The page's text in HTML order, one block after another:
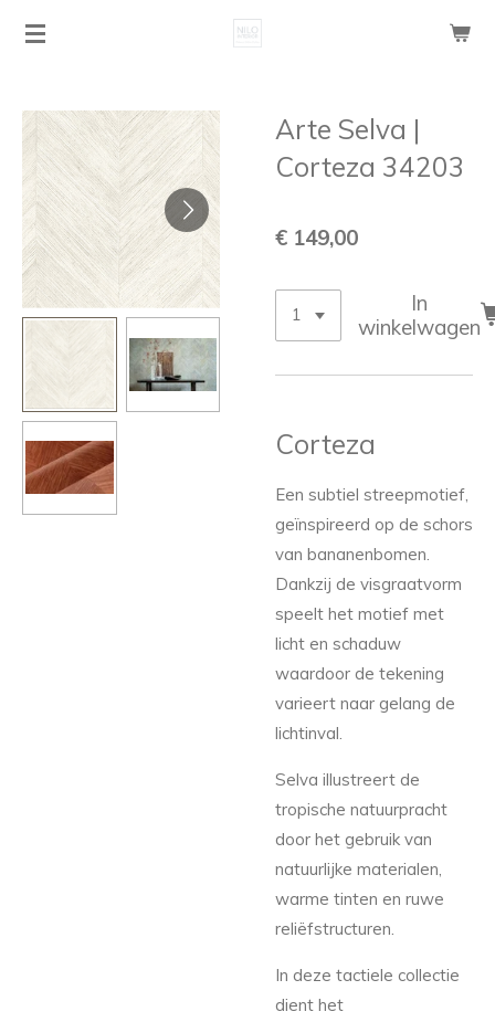
Ga
de
hoofdinhoud
Arte Selva |
Corteza 34203
€ 149,00
In
winkelwagen
Corteza
Een subtiel streepmotief,
geïnspireerd op de schors
van bananenbomen.
Dankzij de visgraatvorm
speelt het motief met
licht en schaduw
waardoor de tekening
varieert naar gelang de
lichtinval.
Selva illustreert de
tropische natuurpracht
door het gebruik van
natuurlijke materialen,
warme tinten en ruwe
reliëfstructuren.
In deze tactiele collectie
dient het